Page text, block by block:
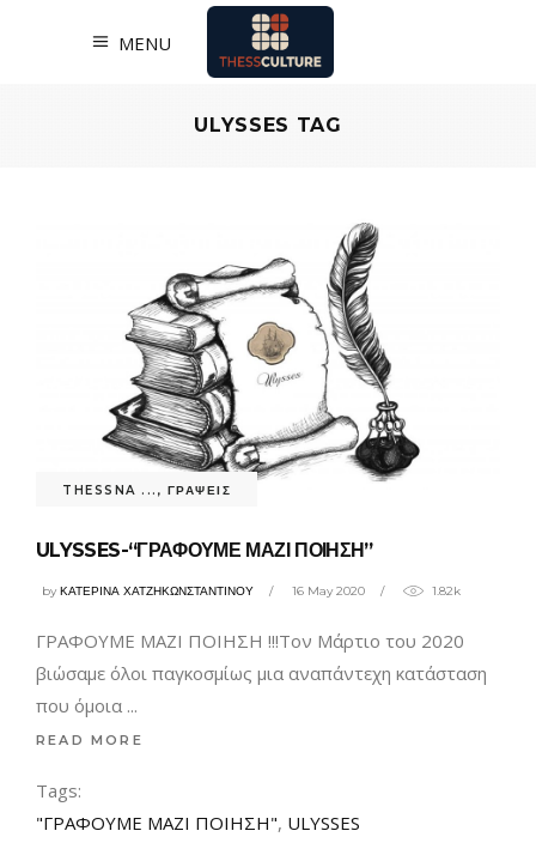
MENU
ULYSSES TAG
THESSNA ... , ΓΡΑΨΕΙΣ
ULYSSES-“ΓΡΑΦΟΥΜΕ ΜΑΖΙ ΠΟΙΗΣΗ”
byΚΑΤΕΡΙΝΑ ΧΑΤΖΗΚΩΝΣΤΑΝΤΙΝΟΥ 16 May 2020 1.82k
ΓΡΑΦΟΥΜΕ ΜΑΖΙ ΠΟΙΗΣΗ !!!Τον Μάρτιο του 2020
βιώσαμε όλοι παγκοσμίως μια αναπάντεχη κατάσταση
που όμοια
READ MORE
Tags:
"ΓΡΑΦΟΥΜΕ ΜΑΖΙ ΠΟΙΗΣΗ", ULYSSES